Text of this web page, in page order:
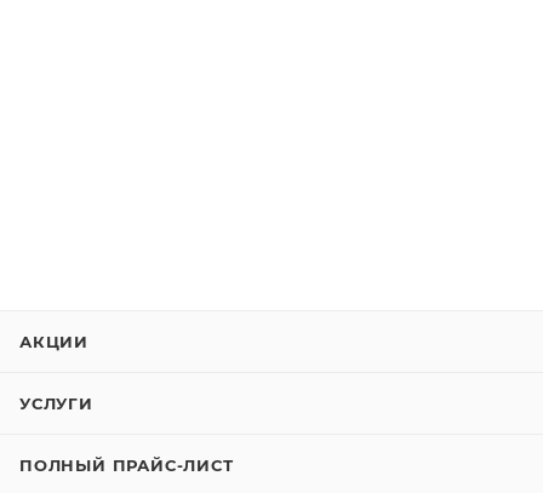
АКЦИИ
УСЛУГИ
ПОЛНЫЙ ПРАЙС-ЛИСТ